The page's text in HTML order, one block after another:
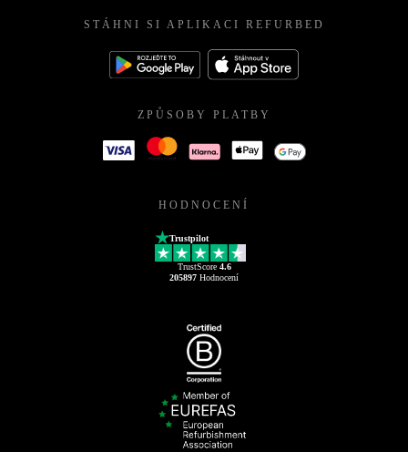
STÁHNI SI APLIKACI REFURBED
ZPŮSOBY PLATBY
HODNOCENÍ
Trustpilot
TrustScore 4.6
205897 Hodnocení